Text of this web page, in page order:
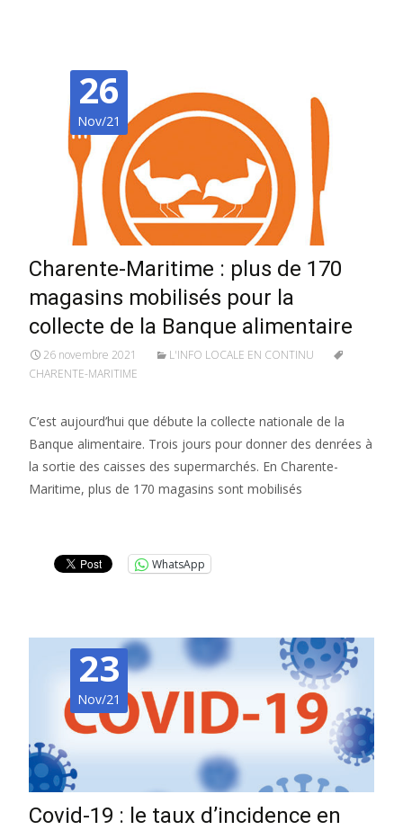
26
Nov/21
Charente-Maritime : plus de 170
magasins mobilisés pour la
collecte de la Banque alimentaire
26 novembre 2021
L'INFO LOCALE EN CONTINU
CHARENTE-MARITIME
C’est aujourd’hui que débute la collecte nationale de la
Banque alimentaire. Trois jours pour donner des denrées à
la sortie des caisses des supermarchés. En Charente-
Maritime, plus de 170 magasins sont mobilisés
WhatsApp
23
Nov/21
Covid-19 : le taux d’incidence en